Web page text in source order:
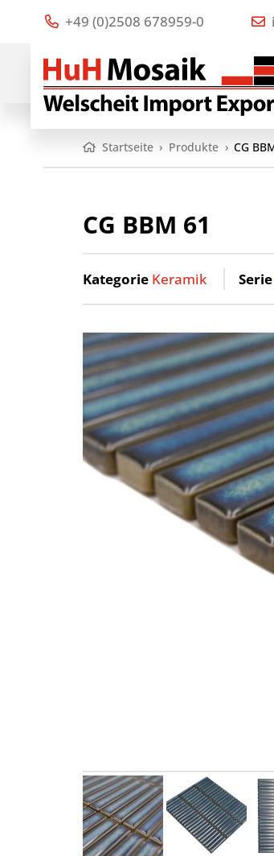
+49 (0)2508 678959-0
Startseite › Produkte › CG
CG BBM 61
Kategorie Keramik Serie